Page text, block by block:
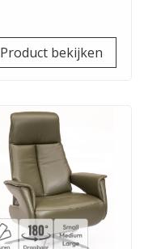
Product bekijken